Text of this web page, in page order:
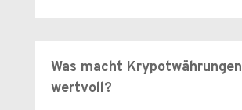
Was macht Krypotwährungen
wertvoll?